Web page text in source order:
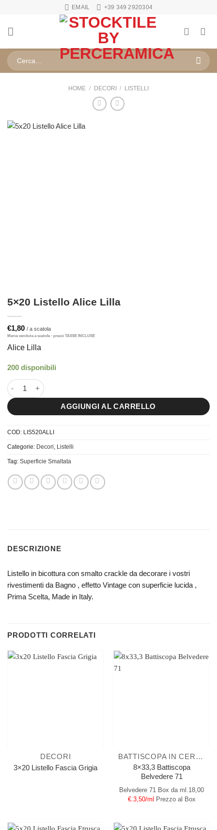
contenuti
EMAIL +39 349 2920304
Cerca:
HOME / DECORI / LISTELLI
5×20 Listello Alice Lilla
€1,80
Alice Lilla
200 disponibili
5x20 Listello Alice Lilla quantità
AGGIUNGI AL CARRELLO
COD: LIS520ALLI
Categorie: Decori Listelli
Tag: Superficie Smaltata
DESCRIZIONE
Listello in bicottura con smalto crackle da decorare i vostri
rivestimenti da Bagno , effetto Vintage con superficie lucida ,
Prima Scelta, Made in Italy.
PRODOTTI CORRELATI
DECORI
3×20 Listello Fascia Grigia
BATTISCOPA IN CERAMICA
8×33,3 Battiscopa
Belvedere 71
Belvedere 71 Box da ml.18,00
€.3,50/ml
Prezzo al Box